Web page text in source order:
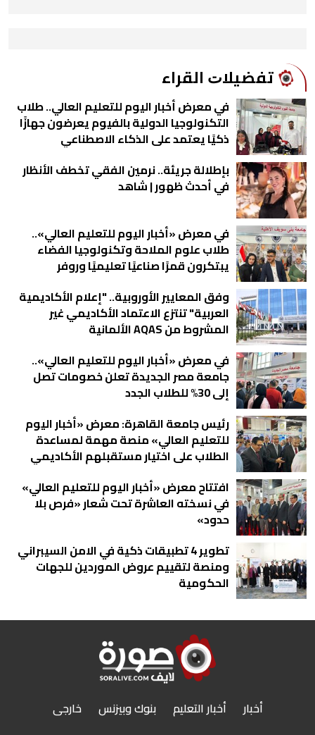
ﺗﻔﻀﻴﻼﺕ اﻟﻘﺮاء
في معرض أخبار اليوم للتعليم العالي.. طلاب
التكنولوجيا الدولية بالفيوم يعرضون جهازًا
ذكيًا يعتمد على الذكاء الاصطناعي
بإطلالة جريئة.. نرمين الفقي تخطف الأنظار
في أحدث ظهور | شاهد
في معرض «أخبار اليوم للتعليم العالي»..
طلاب علوم الملاحة وتكنولوجيا الفضاء
يبتكرون قمرًا صناعيًا تعليميًا وروفر
وفق المعايير الأوروبية.. "إعلام الأكاديمية
العربية" تنتزع الاعتماد الأكاديمي غير
المشروط من AQAS الألمانية
في معرض «أخبار اليوم للتعليم العالي»..
جامعة مصر الجديدة تعلن خصومات تصل
إلى 30% للطلاب الجدد
رئيس جامعة القاهرة: معرض «أخبار اليوم
للتعليم العالي» منصة مهمة لمساعدة
الطلاب على اختيار مستقبلهم الأكاديمي
افتتاح معرض «أخبار اليوم للتعليم العالي»
في نسخته العاشرة تحت شعار «فرص بلا
حدود»
تطوير 4 تطبيقات ذكية في الامن السيبراني
ومنصة لتقييم عروض الموردين للجهات
الحكومية
أخبار أخبار التعليم بنوك وبيزنس
خارجى